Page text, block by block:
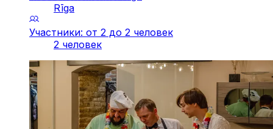
Rīga
Участники: от 2 до 2 человек
2 человек